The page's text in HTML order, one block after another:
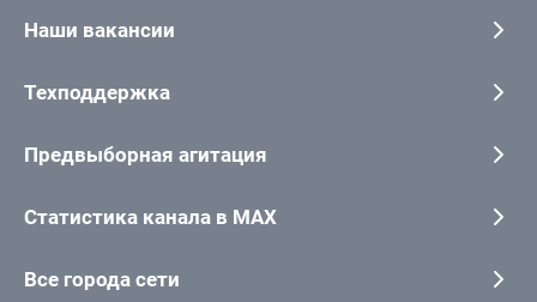
Наши вакансии
Техподдержка
Предвыборная агитация
Статистика канала в MAX
Все города сети